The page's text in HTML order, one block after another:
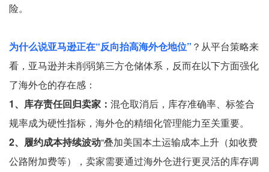
险。
为什么说亚马逊正在“反向抬高海外仓地位” ？从平台策略来
看，亚马逊并未削弱第三方仓储体系，反而在以下方面强化
了海外仓的存在感：
1、库存责任回归卖家： 混仓取消后，库存准确率、标签合
规率成为硬性指标，海外仓的精细化管理能力至关重要。
2、履约成本持续波动“叠加美国本土运输成本上升（如收费
公路附加费等），卖家需要通过海外仓进行更灵活的库存调